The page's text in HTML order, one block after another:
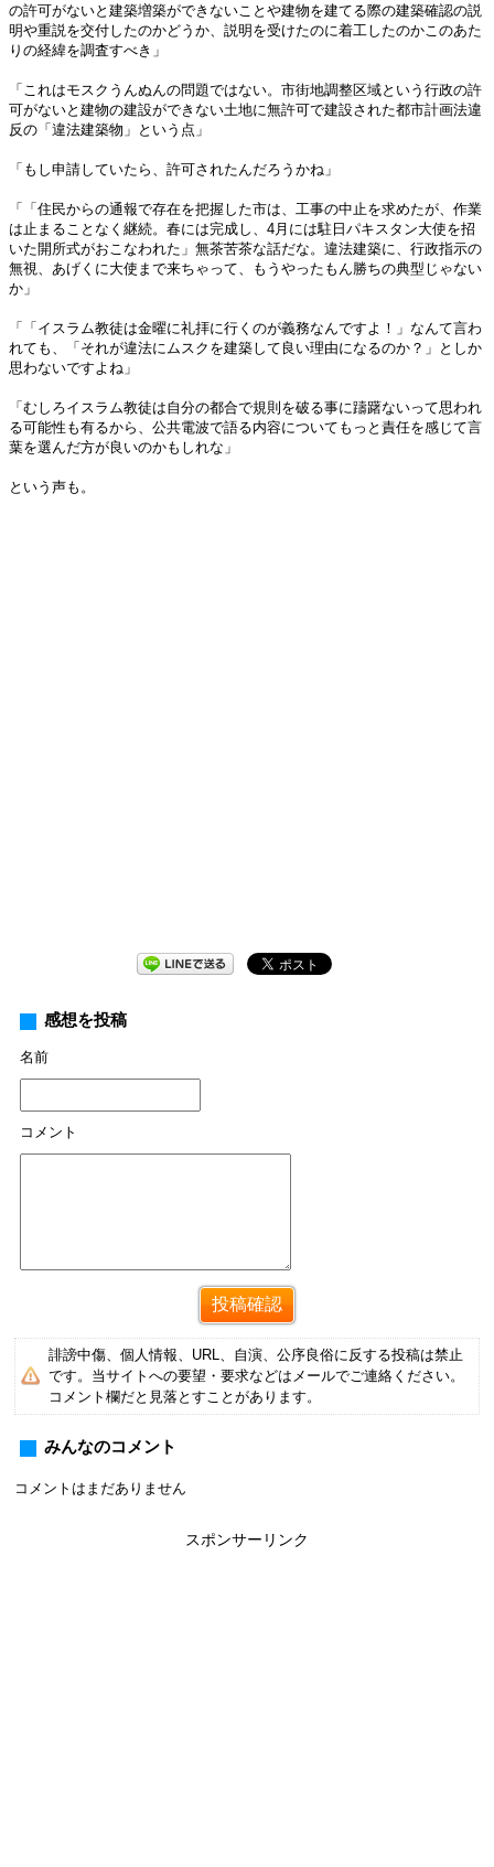
の許可がないと建築増築ができないことや建物を建てる際の建築確認の説
明や重説を交付したのかどうか、説明を受けたのに着工したのかこのあた
りの経緯を調査すべき」
「これはモスクうんぬんの問題ではない。市街地調整区域という行政の許
可がないと建物の建設ができない土地に無許可で建設された都市計画法違
反の「違法建築物」という点」
「もし申請していたら、許可されたんだろうかね」
「「住民からの通報で存在を把握した市は、工事の中止を求めたが、作業
は止まることなく継続。春には完成し、4月には駐日パキスタン大使を招
いた開所式がおこなわれた」無茶苦茶な話だな。違法建築に、行政指示の
無視、あげくに大使まで来ちゃって、もうやったもん勝ちの典型じゃない
か」
「「イスラム教徒は金曜に礼拝に行くのが義務なんですよ！」なんて言わ
れても、「それが違法にムスクを建築して良い理由になるのか？」としか
思わないですよね」
「むしろイスラム教徒は自分の都合で規則を破る事に躊躇ないって思われ
る可能性も有るから、公共電波で語る内容についてもっと責任を感じて言
葉を選んだ方が良いのかもしれな」
という声も。
感想を投稿
名前
コメント
誹謗中傷、個人情報、URL、自演、公序良俗に反する投稿は禁止
です。当サイトへの要望・要求などはメールでご連絡ください。
コメント欄だと見落とすことがあります。
みんなのコメント
コメントはまだありません
スポンサーリンク